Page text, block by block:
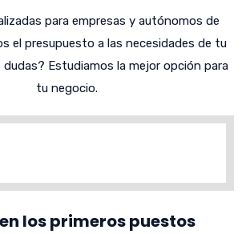
para empresas y autónomos de
el presupuesto a las necesidades de tu
dudas? Estudiamos la mejor opción para
tu negocio.
los primeros puestos